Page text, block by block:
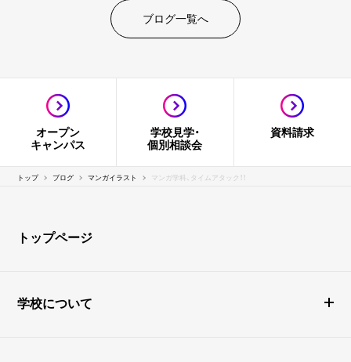
ブログ一覧へ
オープン
キャンパス
学校見学・
個別相談会
資料請求
トップ ブログ マンガイラスト マンガ学科、タイムアタック！！
トップページ
学校について